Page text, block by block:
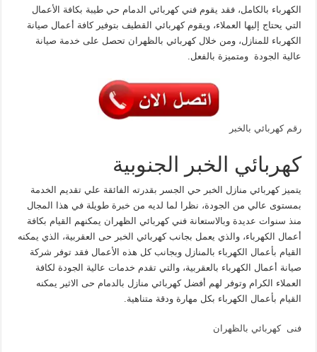
الكهرباء بالكامل، فقد يقوم فني كهربائي الدمام حي طيبة بكافة الأعمال
التي يحتاج إليها العملاء، ويقوم كهربائي القطيف بتوفير كافة أعمال صيانة
الكهرباء للمنازل، ومن خلال كهربائي بالظهران تحصل على خدمة صيانة
عالية الجودة ومتميزة بالفعل.
رقم كهربائي بالخبر
كهربائي الخبر الجنوبية
يتميز كهربائي منازل الخبر حي الجسر بقدرته الفائقة علي تقديم الخدمة
بمستوى عالي من الجودة، نظرا لما لديه من خبرة طويلة في هذا المجال
منذ سنوات عديدة وبالاستعانة فني كهربائي الظهران يمكنهم القيام بكافة
أعمال الكهرباء، والذي يعمل بجانب كهربائي الخبر حى العقربية، الذي يمكنه
القيام بأعمال الكهرباء بالمنازل وبجانب كل هذه الأعمال فقد توفر شركة
صيانة أعمال الكهرباء بالعقربية، والتي تقدم خدمات عالية الجودة لكافة
العملاء الكرام وتوفر لهم أفضل كهربائي منازل بالدمام حى الاثير يمكنه
القيام بأعمال الكهرباء بكل مهارة ودقة متناهية.
فنى كهربائي بالظهران